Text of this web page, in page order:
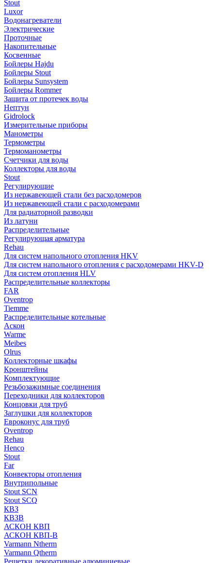
Stout
Luxor
Водонагреватели
Электрические
Проточные
Накопительные
Косвенные
Бойлеры Hajdu
Бойлеры Stout
Бойлеры Sunsystem
Бойлеры Rommer
Защита от протечек воды
Нептун
Gidrolock
Измерительные приборы
Манометры
Термометры
Термоманометры
Счетчики для воды
Коллекторы для воды
Stout
Регулирующие
Из нержавеющей стали без расходомеров
Из нержавеющей стали с расходомерами
Для радиаторной разводки
Из латуни
Распределительные
Регулирующая арматура
Rehau
Для систем напольного отопления HKV
Для систем напольного отопления с расходомерами HKV-D
Для систем отопления HLV
Распределительные коллекторы
FAR
Oventrop
Tiemme
Распределительные котельные
Аскон
Warme
Meibes
Olrus
Коллекторные шкафы
Кронштейны
Комплектующие
Резьбозажимные соединения
Переходники для коллекторов
Концовки для труб
Заглушки для коллекторов
Евроконус для труб
Oventrop
Rehau
Henco
Stout
Far
Конвекторы отопления
Внутрипольные
Stout SCN
Stout SCQ
КВЗ
КВЗВ
АСКОН КВП
АСКОН КВП-В
Varmann Ntherm
Varmann Qtherm
Решетки декоративные алюминиевые